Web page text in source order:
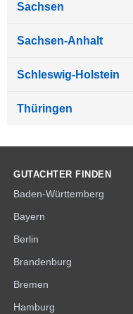
Sachsen
Sachsen-Anhalt
Schleswig-Holstein
Thüringen
GUTACHTER FINDEN
Baden-Württemberg
Bayern
Berlin
Brandenburg
Bremen
Hamburg